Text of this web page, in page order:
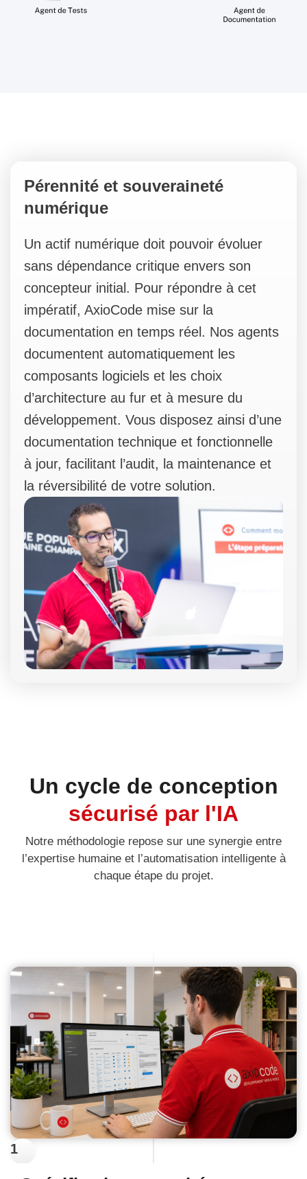
Pérennité et souveraineté
numérique
Un actif numérique doit pouvoir évoluer
sans dépendance critique envers son
concepteur initial. Pour répondre à cet
impératif, AxioCode mise sur la
documentation en temps réel. Nos agents
documentent automatiquement les
composants logiciels et les choix
d’architecture au fur et à mesure du
développement. Vous disposez ainsi d’une
documentation technique et fonctionnelle
à jour, facilitant l’audit, la maintenance et
la réversibilité de votre solution.
Un cycle de conception
sécurisé par l'IA
Notre méthodologie repose sur une synergie entre
l’expertise humaine et l’automatisation intelligente à
chaque étape du projet.
1